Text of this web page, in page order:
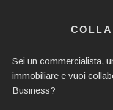
Sei un commercialista,
immobiliare e vuoi
Business?